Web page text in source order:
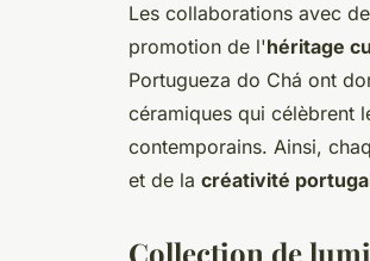
Les collaborations avec
promotion de l'héritage
Portugueza do Chá ont
céramiques qui célèbrent
contemporains. Ainsi,
et de la créativité
Collection de